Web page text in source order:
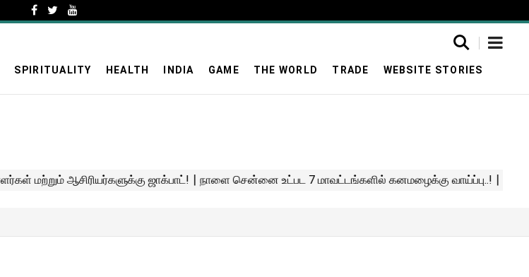
SPIRITUALITY HEALTH INDIA GAME THE WORLD TRADE WEBSITE STORIES